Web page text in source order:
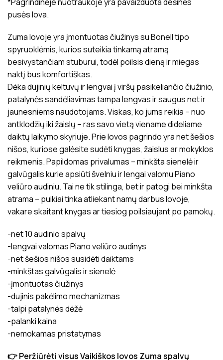
pusės lova.
Zuma lovoje yra įmontuotas čiužinys su Bonell tipo
spyruoklėmis, kurios suteikia tinkamą atramą
besivystančiam stuburui, todėl poilsis dieną ir miegas
naktį bus komfortiškas.
Dėka dujinių keltuvų ir lengvai į viršų pasikeliančio čiužinio,
patalynės sandėliavimas tampa lengvas ir saugus net ir
jaunesniems naudotojams. Viskas, ko jums reikia – nuo ​​
antklodžių iki žaislų – ras savo vietą viename dideliame
daiktų laikymo skyriuje. Prie lovos pagrindo yra net šešios
nišos, kuriose galėsite sudėti knygas, žaislus ar mokyklos
reikmenis. Papildomas privalumas – minkšta sienelė ir
galvūgalis kurie apsiūti švelniu ir lengai valomu Piano
veliūro audiniu. Tai ne tik stilinga, bet ir patogi bei minkšta
atrama – puikiai tinka atliekant namų darbus lovoje,
vakare skaitant knygas ar tiesiog poilsiaujant po pamokų.
-net 10 audinio spalvų
-lengvai valomas Piano veliūro audinys
-net šešios nišos susidėti daiktams
-minkštas galvūgalis ir sienelė
-įmontuotas čiužinys
-dujinis pakėlimo mechanizmas
-talpi patalynės dėžė
-palanki kaina
-nemokamas pristatymas
👉 Peržiūrėti visus Vaikiškos lovos Zuma spalvų